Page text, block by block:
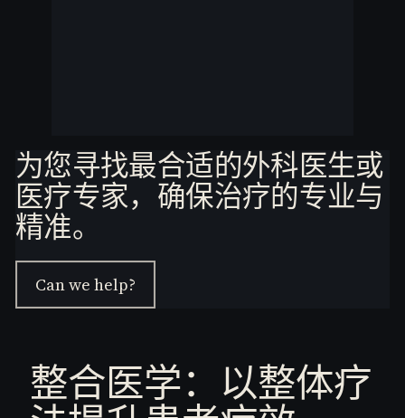
为您寻找最合适的外科医生或
医疗专家，确保治疗的专业与
精准。
Can we help?
整合医学：以整体疗